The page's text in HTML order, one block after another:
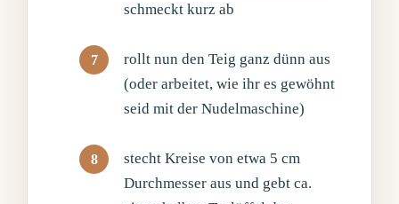
schmeckt kurz ab
rollt nun den Teig ganz dünn aus
(oder arbeitet, wie ihr es gewöhnt
seid mit der Nudelmaschine)
stecht Kreise von etwa 5 cm
Durchmesser aus und gebt ca.